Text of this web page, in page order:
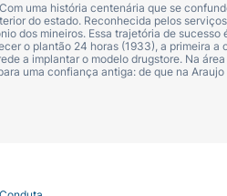
uma história centenária que se
do estado. Reconhecida pelos
dos mineiros. Essa trajetória de
o plantão 24 horas (1933), a primeira
a implantar o modelo drugstore. Na
uma confiança antiga: de que na